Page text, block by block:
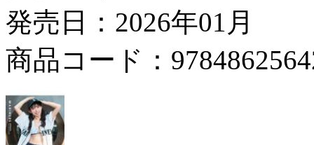
発売日：2026年01月
商品コード：